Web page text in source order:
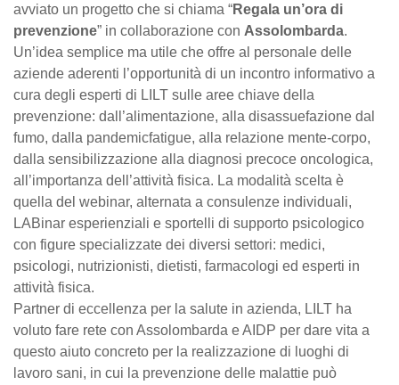
avviato un progetto che si chiama “Regala un’ora di
prevenzione” in collaborazione con Assolombarda.
Un’idea semplice ma utile che offre al personale delle
aziende aderenti l’opportunità di un incontro informativo a
cura degli esperti di LILT sulle aree chiave della
prevenzione: dall’alimentazione, alla disassuefazione dal
fumo, dalla pandemicfatigue, alla relazione mente-corpo,
dalla sensibilizzazione alla diagnosi precoce oncologica,
all’importanza dell’attività fisica. La modalità scelta è
quella del webinar, alternata a consulenze individuali,
LABinar esperienziali e sportelli di supporto psicologico
con figure specializzate dei diversi settori: medici,
psicologi, nutrizionisti, dietisti, farmacologi ed esperti in
attività fisica.
Partner di eccellenza per la salute in azienda, LILT ha
voluto fare rete con Assolombarda e AIDP per dare vita a
questo aiuto concreto per la realizzazione di luoghi di
lavoro sani, in cui la prevenzione delle malattie può